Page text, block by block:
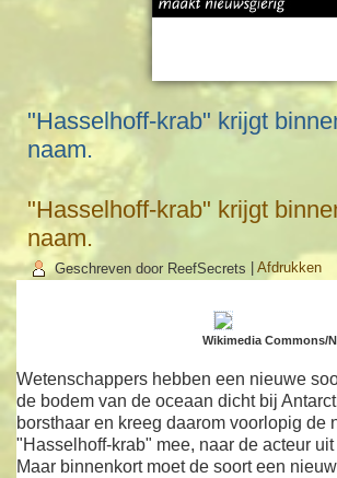
"Hasselhoff-krab" krijgt
naam.
"Hasselhoff-krab" krijgt
naam.
Geschreven door ReefSecrets |Afdrukken
Wikimedia Commons/
Wetenschappers hebben een nieuwe
de bodem van de oceaan dicht bij
borsthaar en kreeg daarom voorlopig de
"Hasselhoff-krab" mee, naar de acteur
Maar binnenkort moet de soort een